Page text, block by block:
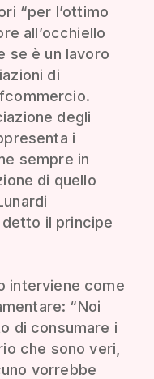
“per l’ottimo
all’occhiello
se è un lavoro
di
degli
i
sempre in
di quello
detto il principe
interviene come
“Noi
di consumare i
che sono veri,
vorrebbe